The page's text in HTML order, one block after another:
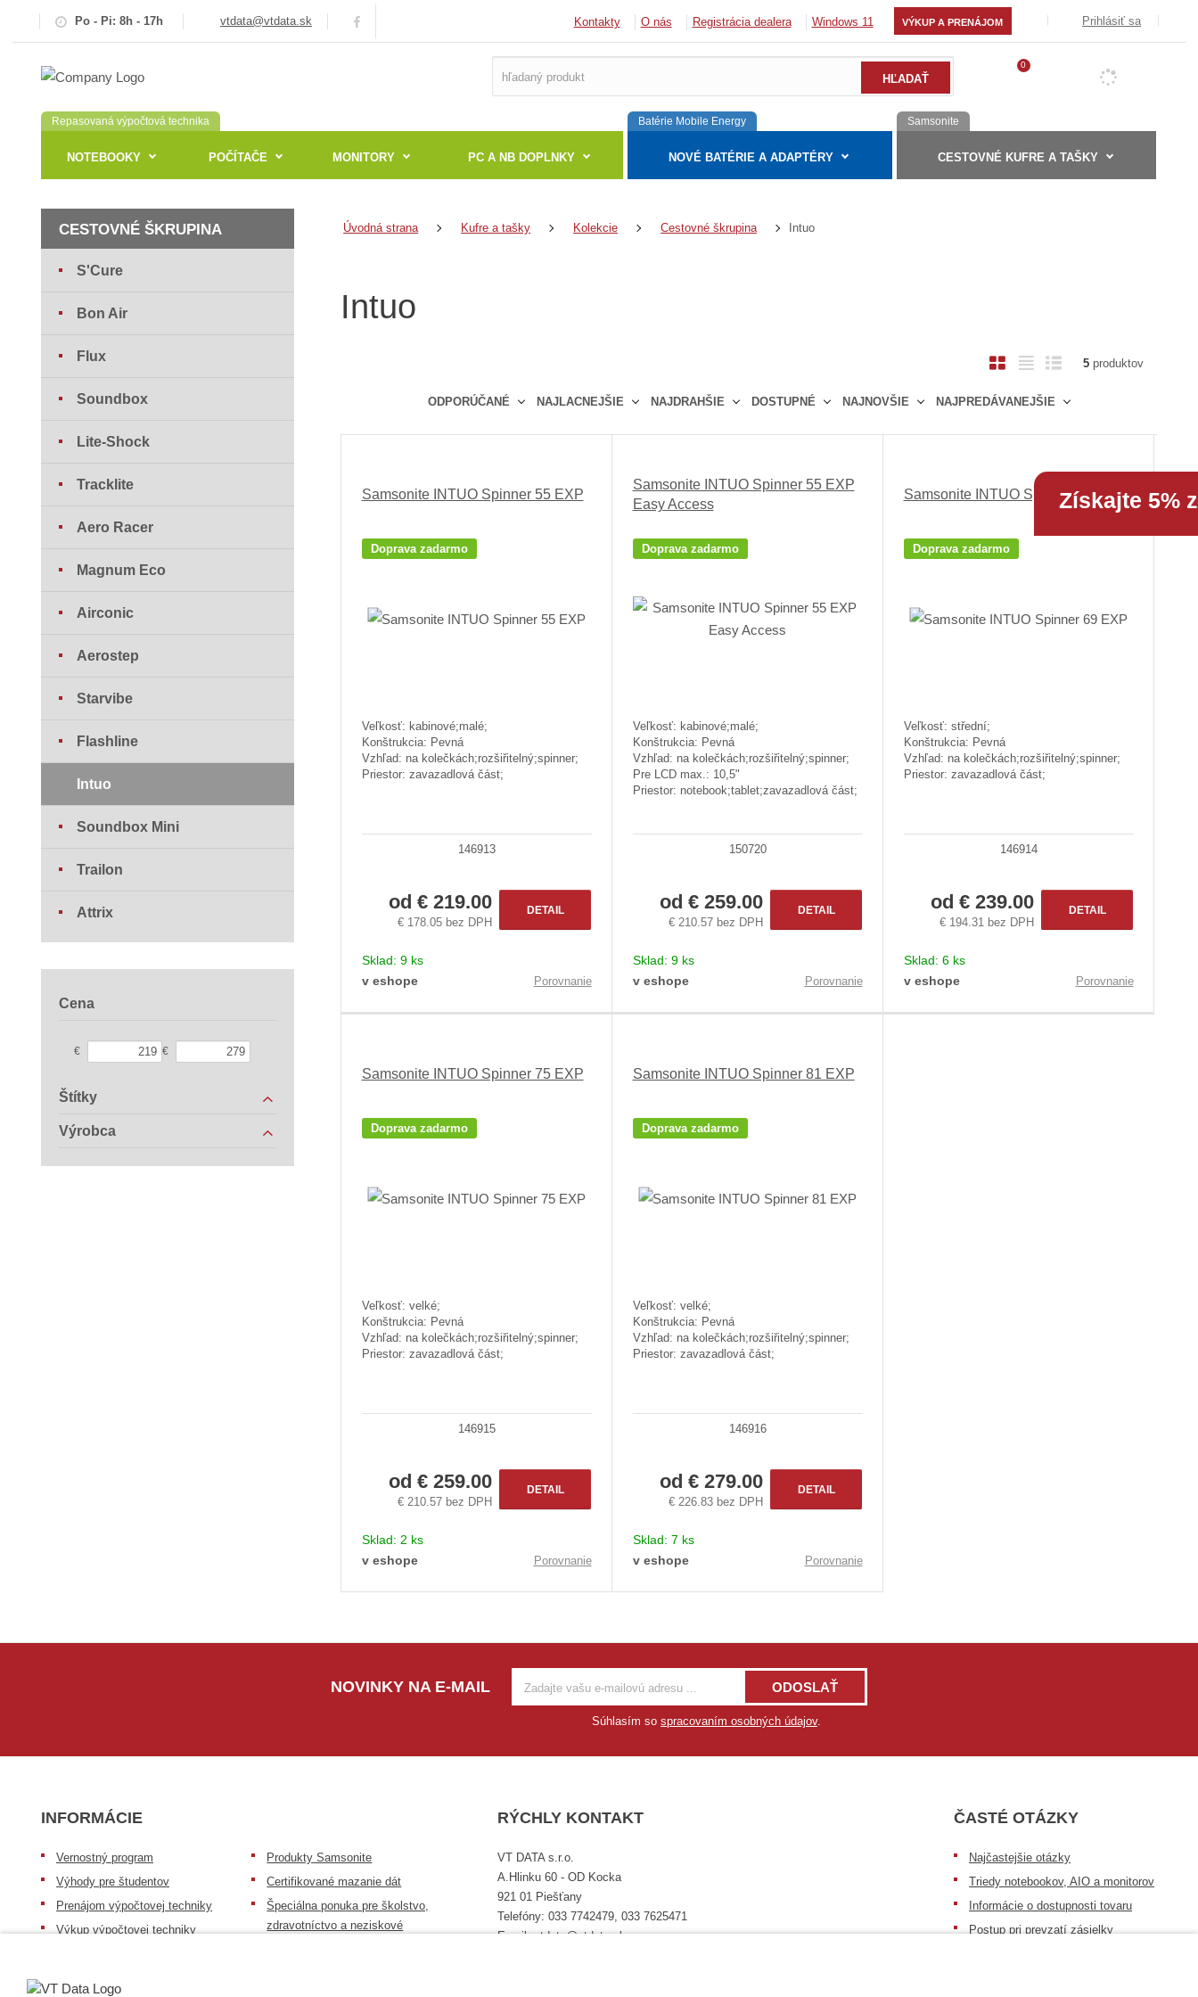
Po - Pi: 8h - 17h vtdata@vtdata.sk Kontakty O nás Registrácia dealera Windows 11 VÝKUP A PRENÁJOM Prihlásiť sa
0
Repasovaná výpočtová technika
NOTEBOOKY POČÍTAČE MONITORY PC A NB DOPLNKY
Batérie Mobile Energy
NOVÉ BATÉRIE A ADAPTÉRY
Samsonite
CESTOVNÉ KUFRE A TAŠKY
Úvodná strana Kufre a tašky Kolekcie Cestovné škrupina Intuo
Intuo
ODPORÚČANÉ NAJLACNEJŠIE NAJDRAHŠIE DOSTUPNÉ NAJNOVŠIE NAJPREDÁVANEJŠIE
e
d
u
r
o
ý
v
i
T
b
k
ý
i
a
o
v
v
s
5produktov
Samsonite INTUO Spinner 55 EXP
Doprava zadarmo
Veľkosť: kabinové;malé;
Konštrukcia: Pevná
Vzhľad: na kolečkách;rozšiřitelný;spinner;
Priestor: zavazadlová část;
146913
od€ 219.00
€ 178.05 bez DPH
DETAIL
Sklad: 9 ks
v eshope
Porovnanie
Samsonite INTUO Spinner 55 EXP
Easy Access
Doprava zadarmo
Veľkosť: kabinové;malé;
Konštrukcia: Pevná
Vzhľad: na kolečkách;rozšiřitelný;spinner;
Pre LCD max.: 10,5"
Priestor: notebook;tablet;zavazadlová část;
150720
od€ 259.00
€ 210.57 bez DPH
DETAIL
Sklad: 9 ks
v eshope
Porovnanie
Samsonite INTUO Spinner 69 EXP
Doprava zadarmo
Veľkosť: střední;
Konštrukcia: Pevná
Vzhľad: na kolečkách;rozšiřitelný;spinner;
Priestor: zavazadlová část;
146914
od€ 239.00
€ 194.31 bez DPH
DETAIL
Sklad: 6 ks
v eshope
Porovnanie
Samsonite INTUO Spinner 75 EXP
Doprava zadarmo
Veľkosť: velké;
Konštrukcia: Pevná
Vzhľad: na kolečkách;rozšiřitelný;spinner;
Priestor: zavazadlová část;
146915
od€ 259.00
€ 210.57 bez DPH
DETAIL
Sklad: 2 ks
v eshope
Porovnanie
Samsonite INTUO Spinner 81 EXP
Doprava zadarmo
Veľkosť: velké;
Konštrukcia: Pevná
Vzhľad: na kolečkách;rozšiřitelný;spinner;
Priestor: zavazadlová část;
146916
od€ 279.00
€ 226.83 bez DPH
DETAIL
Sklad: 7 ks
v eshope
Porovnanie
CESTOVNÉ ŠKRUPINA
S'Cure
Bon Air
Flux
Soundbox
Lite-Shock
Tracklite
Aero Racer
Magnum Eco
Airconic
Aerostep
Starvibe
Flashline
Intuo
Soundbox Mini
Trailon
Attrix
Cena
€ €
Štítky
Výrobca
NOVINKY NA E-MAIL ODOSLAŤ
Súhlasím so spracovaním osobných údajov.
INFORMÁCIE
Vernostný program
Výhody pre študentov
Prenájom výpočtovej techniky
Výkup výpočtovej techniky
Produkty Samsonite
Certifikované mazanie dát
Špeciálna ponuka pre školstvo,
zdravotníctvo a neziskové
Získajte 5%
RÝCHLY KONTAKT
VT DATA s.r.o.
A.Hlinku 60 - OD Kocka
921 01 Piešťany
Telefóny: 033 7742479, 033 7625471
Email: vtdata@vtdata.sk
ČASTÉ OTÁZKY
Najčastejšie otázky
Triedy notebookov, AIO a monitorov
Informácie o dostupnosti tovaru
Postup pri prevzatí zásielky